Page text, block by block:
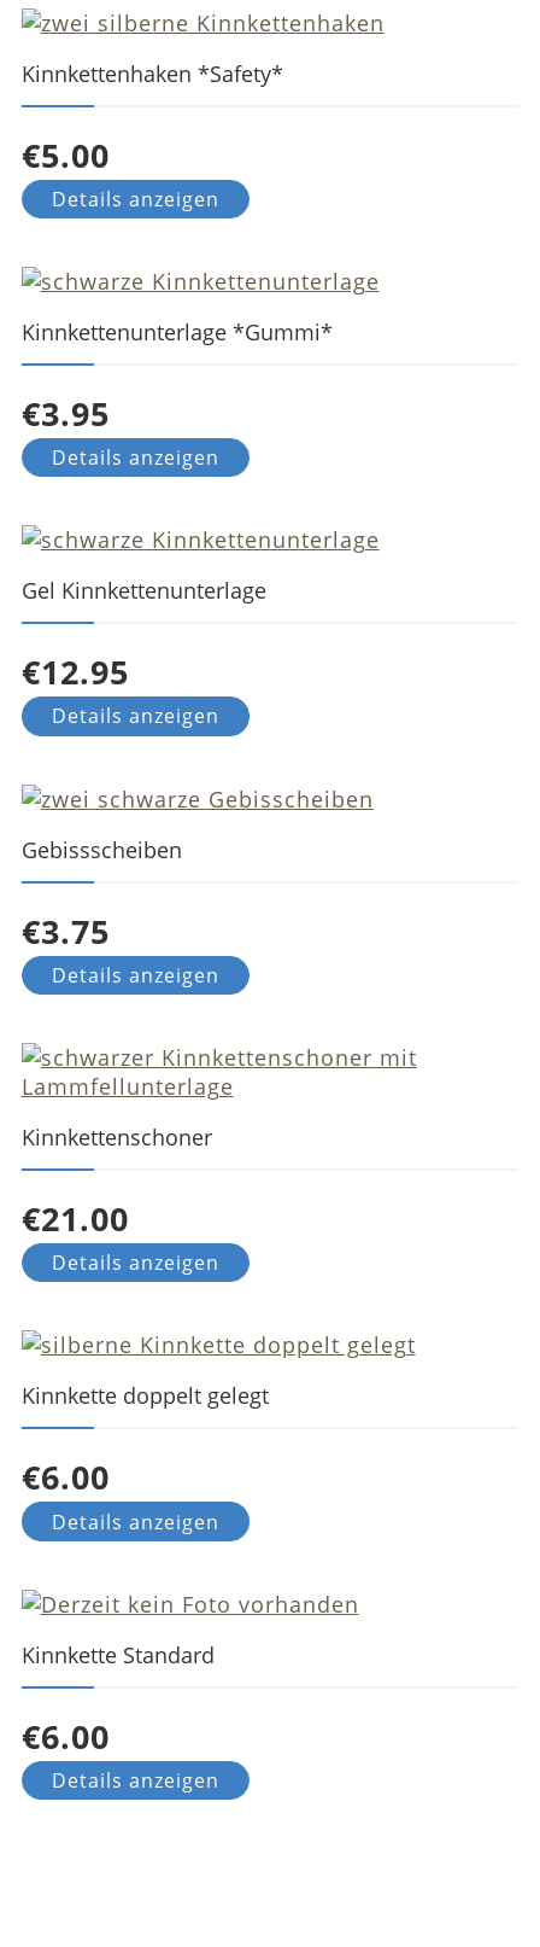
Kinnkettenhaken *Safety*
€5.00
Details anzeigen
Kinnkettenunterlage *Gummi*
€3.95
Details anzeigen
Gel Kinnkettenunterlage
€12.95
Details anzeigen
Gebissscheiben
€3.75
Details anzeigen
Kinnkettenschoner
€21.00
Details anzeigen
Kinnkette doppelt gelegt
€6.00
Details anzeigen
Kinnkette Standard
€6.00
Details anzeigen